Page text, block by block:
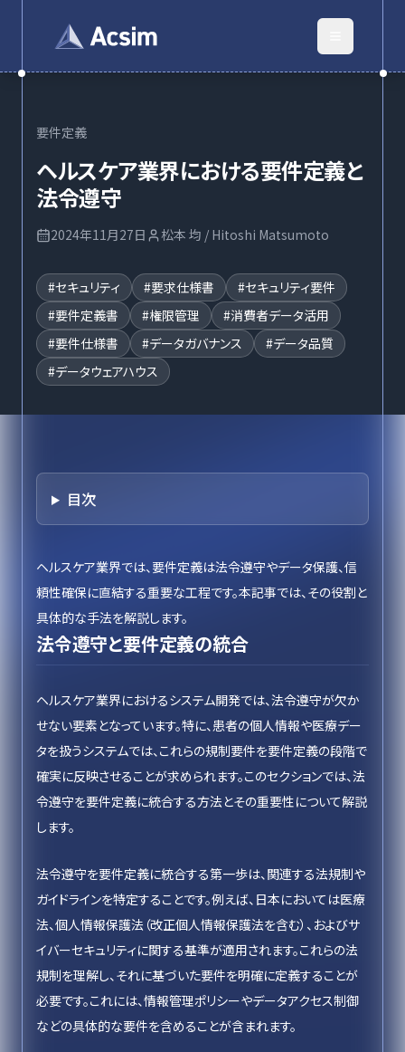
要件定義
ヘルスケア業界における要件定義と
法令遵守
2024年11月27日 松本 均 / Hitoshi Matsumoto
#セキュリティ #要求仕様書 #セキュリティ要件
#要件定義書 #権限管理 #消費者データ活用
#要件仕様書 #データガバナンス #データ品質
#データウェアハウス
目次
ヘルスケア業界では、要件定義は法令遵守やデータ保護、信
頼性確保に直結する重要な工程です。本記事では、その役割と
具体的な手法を解説します。
法令遵守と要件定義の統合
ヘルスケア業界におけるシステム開発では、法令遵守が欠か
せない要素となっています。特に、患者の個人情報や医療デー
タを扱うシステムでは、これらの規制要件を要件定義の段階で
確実に反映させることが求められます。このセクションでは、法
令遵守を要件定義に統合する方法とその重要性について解説
します。
法令遵守を要件定義に統合する第一歩は、関連する法規制や
ガイドラインを特定することです。例えば、日本においては医療
法、個人情報保護法（改正個人情報保護法を含む）、およびサ
イバーセキュリティに関する基準が適用されます。これらの法
規制を理解し、それに基づいた要件を明確に定義することが
必要です。これには、情報管理ポリシーやデータアクセス制御
などの具体的な要件を含めることが含まれます。